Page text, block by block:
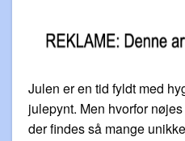
Julen er en tid fyldt med
julepynt. Men hvorfor
der findes så mange